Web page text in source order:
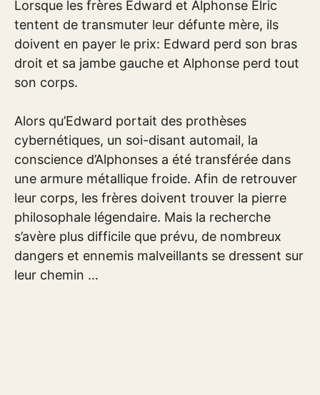
Lorsque les frères Edward et Alphonse Elric
tentent de transmuter leur défunte mère, ils
doivent en payer le prix: Edward perd son bras
droit et sa jambe gauche et Alphonse perd tout
son corps.
Alors qu’Edward portait des prothèses
cybernétiques, un soi-disant automail, la
conscience d’Alphonses a été transférée dans
une armure métallique froide. Afin de retrouver
leur corps, les frères doivent trouver la pierre
philosophale légendaire. Mais la recherche
s’avère plus difficile que prévu, de nombreux
dangers et ennemis malveillants se dressent sur
leur chemin …